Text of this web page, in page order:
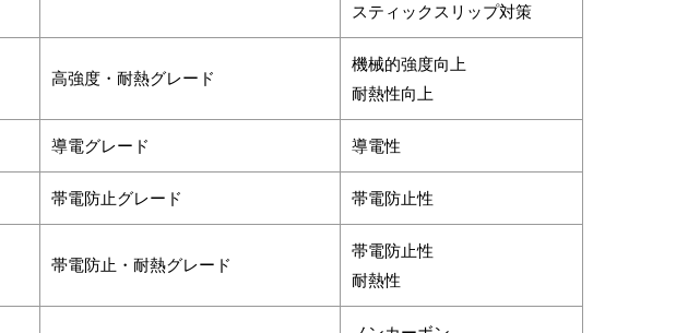
スティックスリップ対策
高強度・耐熱グレード
機械的強度向上
耐熱性向上
導電グレード 導電性
帯電防止グレード 帯電防止性
帯電防止・耐熱グレード
帯電防止性
耐熱性